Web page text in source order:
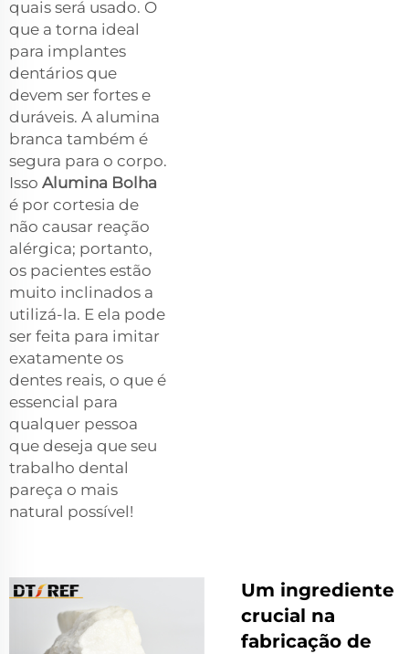
quais será usado. O
que a torna ideal
para implantes
dentários que
devem ser fortes e
duráveis. A alumina
branca também é
segura para o corpo.
Isso Alumina Bolha
é por cortesia de
não causar reação
alérgica; portanto,
os pacientes estão
muito inclinados a
utilizá-la. E ela pode
ser feita para imitar
exatamente os
dentes reais, o que é
essencial para
qualquer pessoa
que deseja que seu
trabalho dental
pareça o mais
natural possível!
Um ingrediente
crucial na
fabricação de